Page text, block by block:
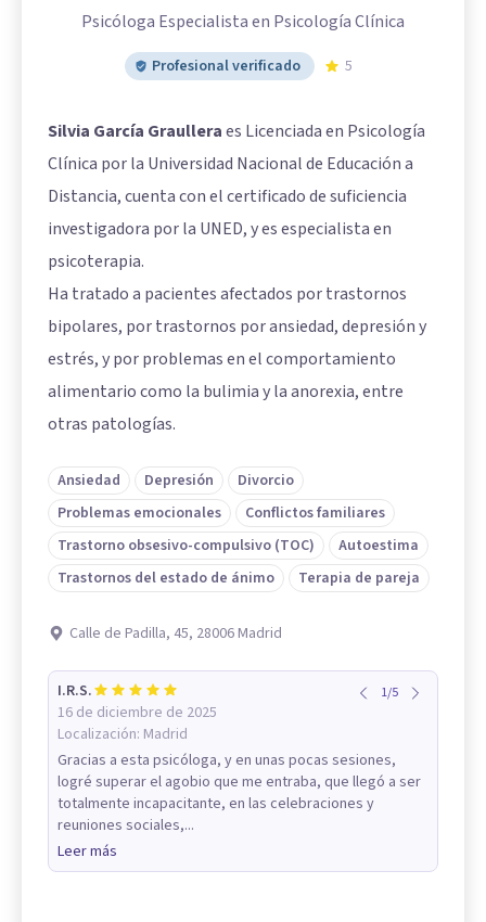
Psicóloga Especialista en Psicología Clínica
Profesional verificado 5
Silvia García Graulleraes Licenciada en Psicología
Clínica por la Universidad Nacional de Educación a
Distancia, cuenta con el certificado de suficiencia
investigadora por la UNED, y es especialista en
psicoterapia.
Ha tratado a pacientes afectados por trastornos
bipolares, por trastornos por ansiedad, depresión y
estrés, y por problemas en el comportamiento
alimentario como la bulimia y la anorexia, entre
otras patologías.
Ansiedad Depresión
Divorcio
Problemas emocionales
Conflictos familiares
Trastorno obsesivo-compulsivo (TOC)
Autoestima
Trastornos del estado de ánimo
Terapia de pareja
Calle de Padilla, 45, 28006 Madrid
I.R.S.
16 de diciembre de 2025
Localización: Madrid
1/5
Gracias a esta psicóloga, y en unas pocas sesiones,
logré superar el agobio que me entraba, que llegó a ser
totalmente incapacitante, en las celebraciones y
reuniones sociales,...
Leer más